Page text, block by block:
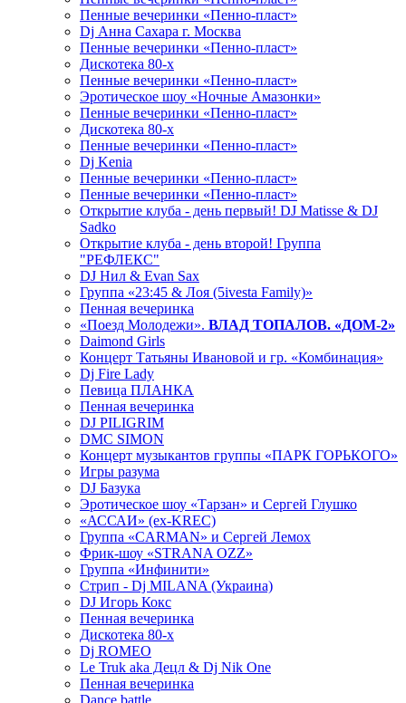
Пенные вечеринки «Пенно-пласт»
Dj Анна Сахара г. Москва
Пенные вечеринки «Пенно-пласт»
Дискотека 80-х
Пенные вечеринки «Пенно-пласт»
Эротическое шоу «Ночные Амазонки»
Пенные вечеринки «Пенно-пласт»
Дискотека 80-х
Пенные вечеринки «Пенно-пласт»
Dj Kenia
Пенные вечеринки «Пенно-пласт»
Пенные вечеринки «Пенно-пласт»
Открытие клуба - день первый! DJ Matisse & DJ
Sadko
Открытие клуба - день второй! Группа
"РЕФЛЕКС"
DJ Нил & Evan Sax
Группа «23:45 & Лоя (5ivesta Family)»
Пенная вечеринка
«Поезд Молодежи». ВЛАД ТОПАЛОВ. «ДОМ-2»
Daimond Girls
Концерт Татьяны Ивановой и гр. «Комбинация»
Dj Fire Lady
Певица ПЛАНКА
Пенная вечеринка
DJ PILIGRIM
DMC SIMON
Концерт музыкантов группы «ПАРК ГОРЬКОГО»
Игры разума
DJ Базука
Эротическое шоу «Тарзан» и Сергей Глушко
«АССАИ» (ex-KREC)
Группа «CARMAN» и Сергей Лемох
Фрик-шоу «STRANA OZZ»
Группа «Инфинити»
Стрип - Dj MILANA (Украина)
DJ Игорь Кокс
Пенная вечеринка
Дискотека 80-х
Dj ROMEO
Le Truk aka Децл & Dj Nik One
Пенная вечеринка
Dance battle